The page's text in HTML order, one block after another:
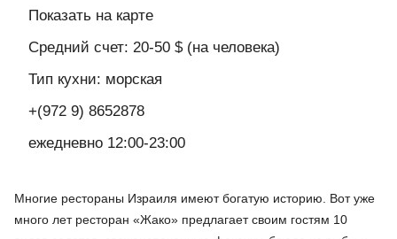
Показать на карте
Средний счет: 20-50 $ (на человека)
Тип кухни: морская
+(972 9) 8652878
ежедневно 12:00-23:00
Многие рестораны Израиля имеют богатую историю. Вот уже
много лет ресторан «Жако» предлагает своим гостям 10